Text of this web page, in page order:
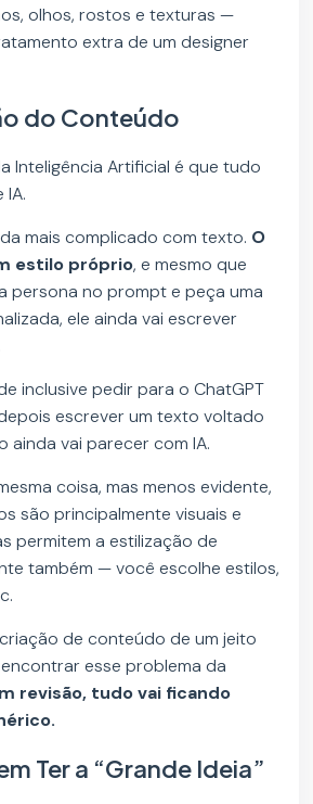
olhos, rostos e texturas —
extra de um designer
do Conteúdo
Inteligência Artificial é que tudo
IA.
mais complicado com texto. O
estilo próprio, e mesmo que
persona no prompt e peça uma
ele ainda vai escrever
inclusive pedir para o ChatGPT
escrever um texto voltado
ainda vai parecer com IA.
coisa, mas menos evidente,
são principalmente visuais e
permitem a estilização de
também — você escolhe estilos,
de conteúdo de um jeito
esse problema da
revisão, tudo vai ficando
Ter a “Grande Ideia”